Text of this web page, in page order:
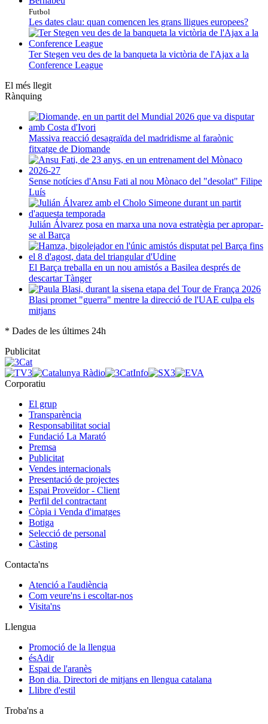
Futbol
Les dates clau: quan comencen les grans lligues europees?
Ter Stegen veu des de la banqueta la victòria de l'Ajax a la
Conference League
El més llegit
Rànquing
Massiva reacció desagraïda del madridisme al faraònic
fitxatge de Diomande
Sense notícies d'Ansu Fati al nou Mònaco del "desolat" Filipe
Luís
Julián Álvarez posa en marxa una nova estratègia per apropar-
se al Barça
El Barça treballa en un nou amistós a Basilea després de
descartar Tànger
Blasi promet "guerra" mentre la direcció de l'UAE culpa els
mitjans
* Dades de les últimes 24h
Publicitat
Corporatiu
El grup
Transparència
Responsabilitat social
Fundació La Marató
Premsa
Publicitat
Vendes internacionals
Presentació de projectes
Espai Proveïdor - Client
Perfil del contractant
Còpia i Venda d'imatges
Botiga
Selecció de personal
Càsting
Contacta'ns
Atenció a l'audiència
Com veure'ns i escoltar-nos
Visita'ns
Llengua
Promoció de la llengua
ésAdir
Espai de l'aranès
Bon dia. Directori de mitjans en llengua catalana
Llibre d'estil
Troba'ns a